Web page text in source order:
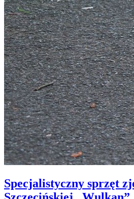
Specjalistyczny sprzęt